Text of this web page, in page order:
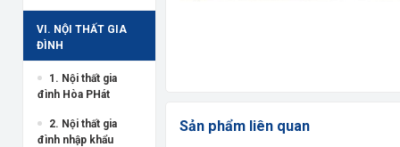
VI. NỘI THẤT GIA
ĐÌNH
1. Nội thất gia
đình Hòa PHát
2. Nội thất gia
đình nhập khẩu
Sản phẩm liên quan